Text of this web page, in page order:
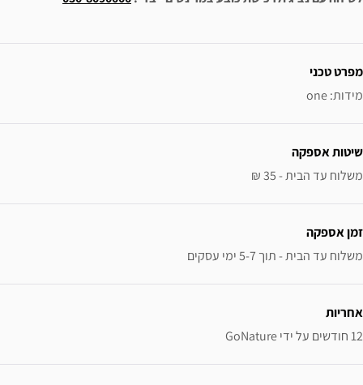
מפרט טכני
מידות: one
שיטות אספקה
משלוח עד הבית - 35 ₪
זמן אספקה
משלוח עד הבית - תוך 5-7 ימי עסקים
אחריות
12 חודשים על ידי GoNature